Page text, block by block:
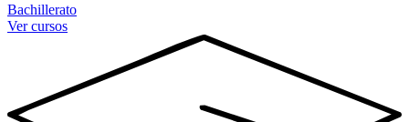
Bachillerato
Ver cursos